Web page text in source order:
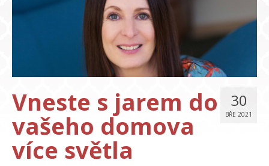
INSPIRACE
VZTAHY
30
BŘE 2021
Vneste s jarem do
vašeho domova
více světla